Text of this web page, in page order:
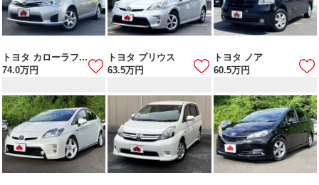
トヨタ カローラフ...
74.0万円
トヨタ プリウス
63.5万円
トヨタ ノア
60.5万円